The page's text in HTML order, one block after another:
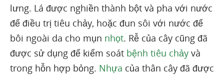
lưng. Lá được nghiền thành bột và pha với nước
để điều trị tiêu chảy, hoặc đun sôi với nước để
bôi ngoài da cho mụn nhọt. Rễ của cây cũng đã
được sử dụng để kiểm soát bệnh tiêu chảy và
trong hỗn hợp bỏng. Nhựa của thân cây đã được